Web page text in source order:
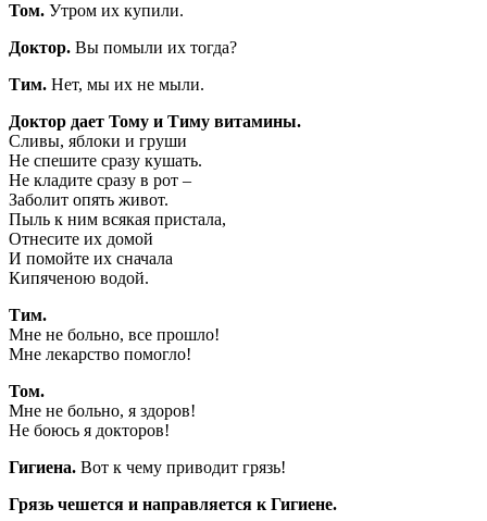
Том. Утром их купили.
Доктор. Вы помыли их тогда?
Тим. Нет, мы их не мыли.
Доктор дает Тому и Тиму витамины.
Сливы, яблоки и груши
Не спешите сразу кушать.
Не кладите сразу в рот –
Заболит опять живот.
Пыль к ним всякая пристала,
Отнесите их домой
И помойте их сначала
Кипяченою водой.
Тим.
Мне не больно, все прошло!
Мне лекарство помогло!
Том.
Мне не больно, я здоров!
Не боюсь я докторов!
Гигиена. Вот к чему приводит грязь!
Грязь чешется и направляется к Гигиене.